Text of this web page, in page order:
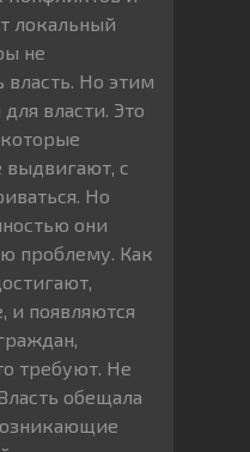
локальный
не
власть. Но этим
власти. Это
выдвигают, с
Но
они
проблему. Как
и появляются
требуют. Не
обещала